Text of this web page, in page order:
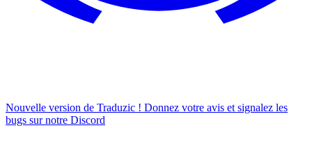
Nouvelle version de Traduzic ! Donnez votre avis et signalez les
bugs sur notre Discord